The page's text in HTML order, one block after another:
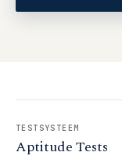
TESTSYSTEEM
Aptitude Tests